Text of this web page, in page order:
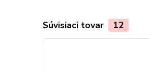
Súvisiaci tovar 12